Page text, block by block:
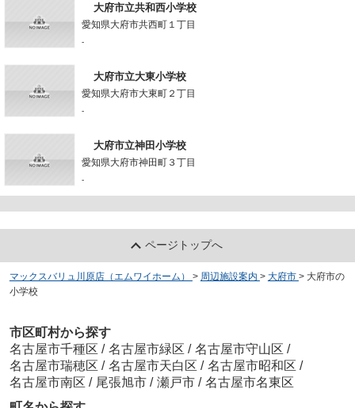
大府市立共和西小学校
愛知県大府市共西町１丁目
-
大府市立大東小学校
愛知県大府市大東町２丁目
-
大府市立神田小学校
愛知県大府市神田町３丁目
-
ページトップへ
マックスバリュ川原店（エムワイホーム） > 周辺施設案内 > 大府市 > 大府市の
小学校
市区町村から探す
名古屋市千種区 / 名古屋市緑区 / 名古屋市守山区 /
名古屋市瑞穂区 / 名古屋市天白区 / 名古屋市昭和区 /
名古屋市南区 / 尾張旭市 / 瀬戸市 / 名古屋市名東区